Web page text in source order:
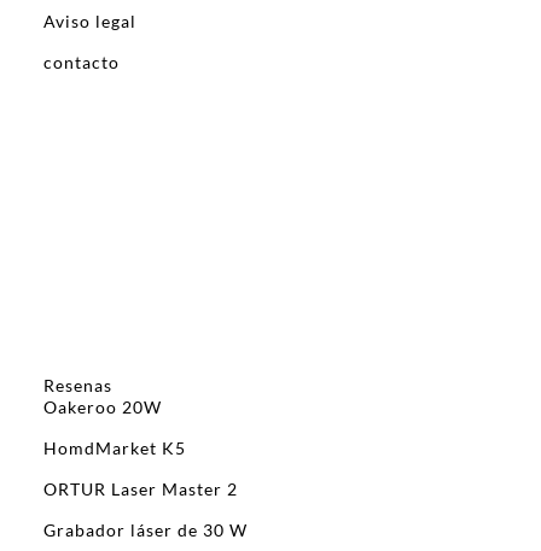
Aviso legal
contacto
Resenas
Oakeroo 20W
HomdMarket K5
ORTUR Laser Master 2
Grabador láser de 30 W